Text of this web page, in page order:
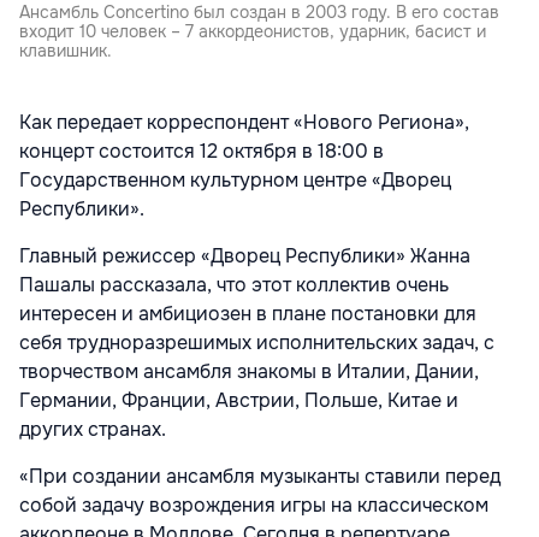
Ансамбль Concertino был создан в 2003 году. В его состав
входит 10 человек – 7 аккордеонистов, ударник, басист и
клавишник.
Как передает корреспондент «Нового Региона»,
концерт состоится 12 октября в 18:00 в
Государственном культурном центре «Дворец
Республики».
Главный режиссер «Дворец Республики» Жанна
Пашалы рассказала, что этот коллектив очень
интересен и амбициозен в плане постановки для
себя трудноразрешимых исполнительских задач, с
творчеством ансамбля знакомы в Италии, Дании,
Германии, Франции, Австрии, Польше, Китае и
других странах.
«При создании ансамбля музыканты ставили перед
собой задачу возрождения игры на классическом